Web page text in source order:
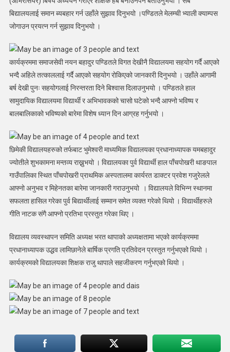
बिद्यालयलाई समान ब्यबहार गर्न उहाँले सुझाव दिनुभयो ।पण्डितले मेलम्ची भ्याली क्याम्पस
जोगाउन प्रयत्न गर्न सुझाव दिनुभयो ।
कार्यक्रममा समाजसेवी नयन बहादुर पण्डितले विगत देखीनै विद्यालयमा सहयोग गर्दै आएको
भन्दै अहिले तत्काललाई गर्दै आएको सहयोग रोकिएको जानकारी दिनुभयो । उहाँले आगामी
बर्ष देखी पुनः सहयोगलाई निरन्तरता दिने बिश्वास दिलाउनुभयो । पण्डितले हाल
सामुदायिक विद्यालयमा विद्यार्थी र अभिभावकको चासो घटेको भन्दै आफ्नो भविष्य र
बालबालिकाको भविष्यको बारेमा विशेष ध्यान दिन आग्रह गर्नुभयो ।
छिमेकी विद्यालयहरुको तर्फबाट भुमेश्वरी माध्यमिक विद्यालयका प्रधानाध्यापक यमबहादुर
ज्योतीले शुभकामना मन्तव्य राख्नुभयो । विद्यालयका पुर्व विद्यार्थी हाल पाँचपोखरी थाङपाल
गाउँपालिका स्थित पाँचपोखरी प्राथमिक अस्पतालमा कार्यरत डाक्टर प्रवेश गजुरेलले
आफ्नो अनुभव र मिहेनतका बारेमा जानकारी गराउनुभयो । विद्यालयले विभिन्न स्थानमा
सफलता हासिल गरेका पुर्व बिद्यार्थीलाई सम्मान समेत व्यक्त गरेको थियो । विद्यार्थीहरुले
गीति नाटक संगै आफ्नो प्रतिभा प्रस्तुत गरेका थिए ।
विद्यालय व्यवस्थापन समिति अध्यक्ष भरत थापाको अध्यक्षतामा भएको कार्यक्रममा
प्रधानाध्यापक उद्धव लामिछानेले बार्षिक प्रगति प्रतिवेदन प्रस्तुत गर्नुभएको थियो ।
कार्यक्रमको विद्यालयका शिक्षक राजु थापाले सहजीकरण गर्नुभएको थियो ।